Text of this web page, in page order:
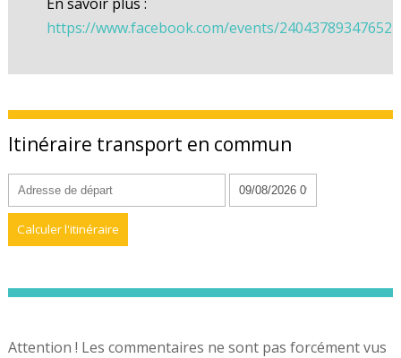
https://www.facebook.com/events/
Itinéraire transport en commun
Attention ! Les commentaires ne sont pas forcément vus